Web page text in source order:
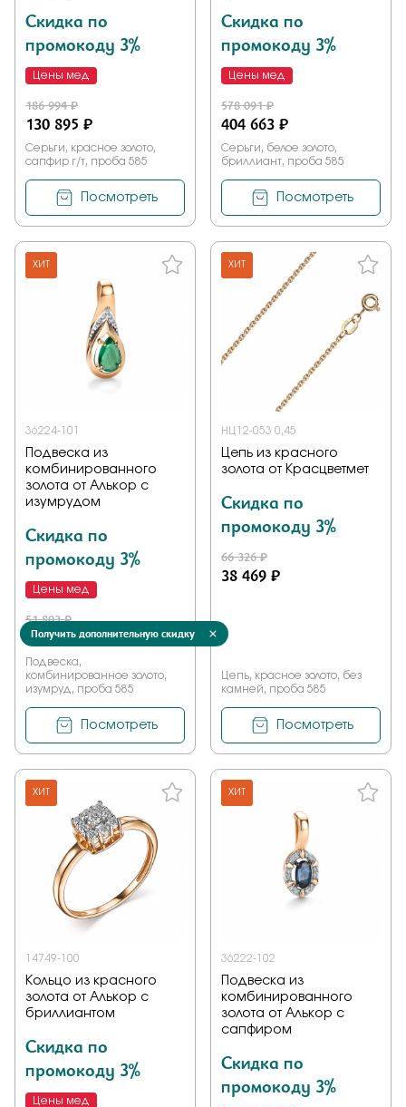
Скидка по
промокоду 3%
Цены мед
186 994 ₽
130 895 ₽
Серьги, красное золото,
сапфир г/т, проба 585
Посмотреть
Скидка по
промокоду 3%
Цены мед
578 091 ₽
404 663 ₽
Серьги, белое золото,
бриллиант, проба 585
Посмотреть
ХИТ
36224-101
Подвеска из
комбинированного
золота от Алькор с
изумрудом
Скидка по
промокоду 3%
Цены мед
51 803 ₽
36 262 ₽
Подвеска,
комбинированное золото,
изумруд, проба 585
Посмотреть
ХИТ
НЦ12-053 0,45
Цепь из красного
золота от Красцветмет
Скидка по
промокоду 3%
66 326 ₽
38 469 ₽
Цепь, красное золото, без
камней, проба 585
Посмотреть
ХИТ
14749-100
Кольцо из красного
золота от Алькор с
бриллиантом
Скидка по
промокоду 3%
Цены мед
ХИТ
36222-102
Подвеска из
комбинированного
золота от Алькор с
сапфиром
Скидка по
промокоду 3%
Получить дополнительную скидку